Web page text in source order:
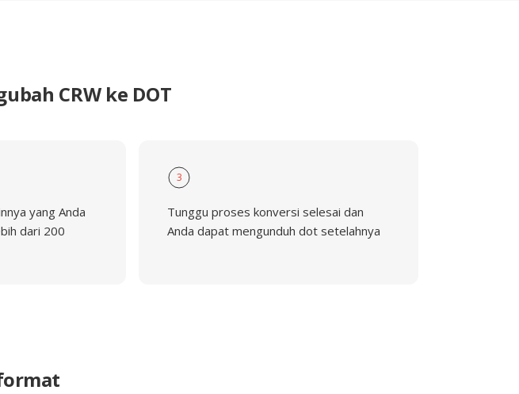
CRW ke DOT
yang Anda
dari 200
3
Tunggu proses konversi selesai dan
Anda dapat mengunduh dot setelahnya